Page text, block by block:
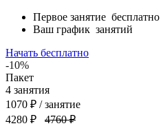
Первое занятие бесплатно
Ваш график занятий
Начать бесплатно
-10%
Пакет
4 занятия
1070 ₽ / занятие
4280 ₽
4760 ₽